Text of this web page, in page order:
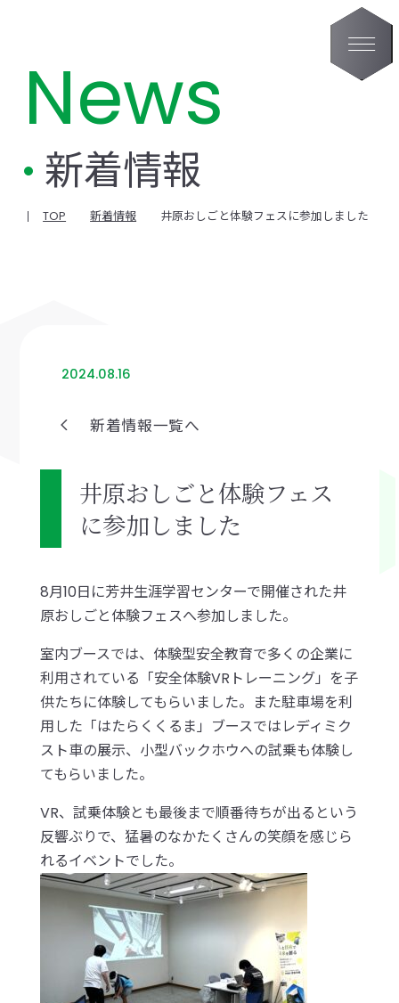
News
新着情報
TOP 新着情報 井原おしごと体験フェスに参加しました
2024.08.16
新着情報一覧へ
井原おしごと体験フェス
に参加しました
8月10日に芳井生涯学習センターで開催された井
原おしごと体験フェスへ参加しました。
室内ブースでは、体験型安全教育で多くの企業に
利用されている「安全体験VRトレーニング」を子
供たちに体験してもらいました。また駐車場を利
用した「はたらくくるま」ブースではレディミク
スト車の展示、小型バックホウへの試乗も体験し
てもらいました。
VR、試乗体験とも最後まで順番待ちが出るという
反響ぶりで、猛暑のなかたくさんの笑顔を感じら
れるイベントでした。